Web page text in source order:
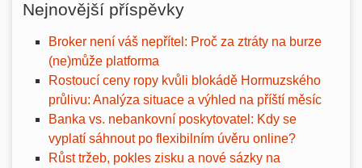
Nejnovější příspěvky
Broker není váš nepřítel: Proč za ztráty na burze
(ne)může platforma
Rostoucí ceny ropy kvůli blokádě Hormuzského
průlivu: Analýza situace a výhled na příští měsíc
Banka vs. nebankovní poskytovatel: Kdy se
vyplatí sáhnout po flexibilním úvěru online?
Růst tržeb, pokles zisku a nové sázky na